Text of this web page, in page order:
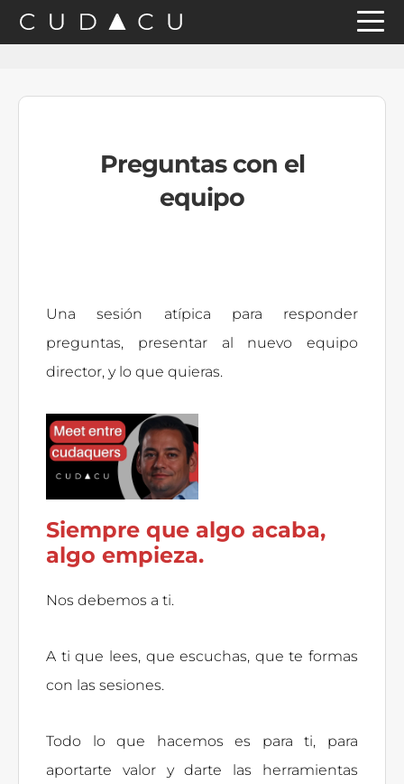
Saltar
a
Saltar
al
Saltar
a
Preguntas con el
equipo
Una sesión atípica para responder
preguntas, presentar al nuevo equipo
director, y lo que quieras.
Siempre que algo acaba,
algo empieza.
Nos debemos a ti.
A ti que lees, que escuchas, que te formas
con las sesiones.
Todo lo que hacemos es para ti, para
aportarte valor y darte las herramientas